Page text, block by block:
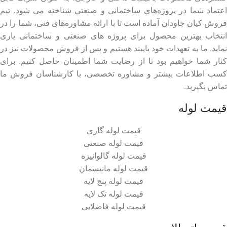
اعتماد شما در پروژه‌های ساختمانی و صنعتی شناخته می شود. تیم
فروش کیان جاودان آماده است تا با ارائه مشاوره‌های فنی، شما را در
انتخاب بهترین محصول برای پروژه های صنعتی و ساختمانی یاری
نماید. ما به تعهدات خود پایبند هستیم و پس از فروش محصولات نیز در
کنار شما خواهیم بود تا از رضایت شما اطمینان حاصل کنیم. برای
کسب اطلاعات بیشتر و مشاوره تخصصی، با کارشناسان فروش ما
تماس بگیرید.
قیمت لوله
قیمت لوله گازی
قیمت لوله صنعتی
قیمت لوله گالوانیزه
قیمت لوله مانیسمان
قیمت لوله پنج لایه
قیمت لوله تک لایه
قیمت لوله فاضلابی